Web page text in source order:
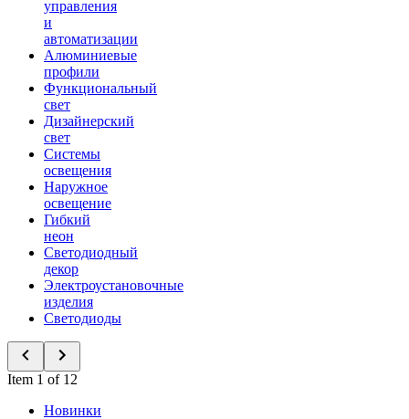
управления
и
автоматизации
Алюминиевые
профили
Функциональный
свет
Дизайнерский
свет
Системы
освещения
Наружное
освещение
Гибкий
неон
Светодиодный
декор
Электроустановочные
изделия
Светодиоды
Item 1 of 12
Новинки